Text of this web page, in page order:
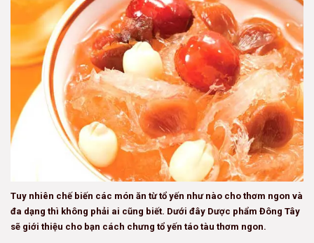
Tuy nhiên chế biến các món ăn từ tổ yến như nào cho thơm ngon và
đa dạng thì không phải ai cũng biết. Dưới đây Dược phẩm Đông Tây
sẽ giới thiệu cho bạn cách chưng tổ yến táo tàu thơm ngon.